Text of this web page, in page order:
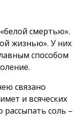
смертью».
жизнью». У них
способом
связано
и всяческих
рассыпать соль –